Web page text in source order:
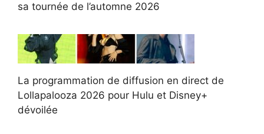
sa tournée de l’automne 2026
La programmation de diffusion en direct de
Lollapalooza 2026 pour Hulu et Disney+
dévoilée